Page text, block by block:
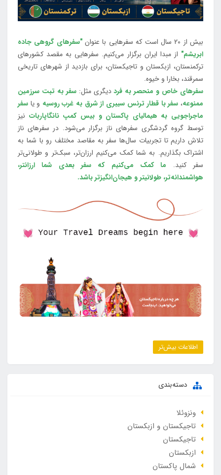
بیش از 20 سال است که سفرهایی با عنوان
"سفرهای گروهی جاده
ابریشم" از مبدا ایران برگزار می‌کنیم. سفرهایی به مقصد کشورهای
ترکمنستان، ازبکستان و تاجیکستان، برای بازدید از شهرهای تاریخی
سمرقند، بخارا و خیوه.
سفرهای خاص و منحصر به فرددیگری مثل:سفر به تبت سرزمین
ممنوعه، سفر با قطار ترنس سیبری از شرق به غرب روسیه و یا سفر
ماجراجویی به هیمالیای پاکستان و بیس کمپ نانگاپاربات نیز
توسط گروه گردشگری سفرهای ناز برگزار می‌شود. در سفرهای ناز
تلاش داریم تا تجربیات سال‌ها سفر به مقاصد مختلف رو با شما به
اشتراک بگذاریم. به شما کمک می‌کنیم ارزان‌تر، سبک‌تر و طولانی‌تر
سفر کنید. ما کمک می‌کنیم که سفر بعدی شما ارزانتر،
هواشمندانه‌تر، طولانی‎تر و هیجان‌انگیزتر باشد.
اطلاعات بیش‌تر
دسته‌بندی
ونزوئلا
تاجیکستان و ازبکستان
تاجیکستان
ازبکستان
شمال پاکستان